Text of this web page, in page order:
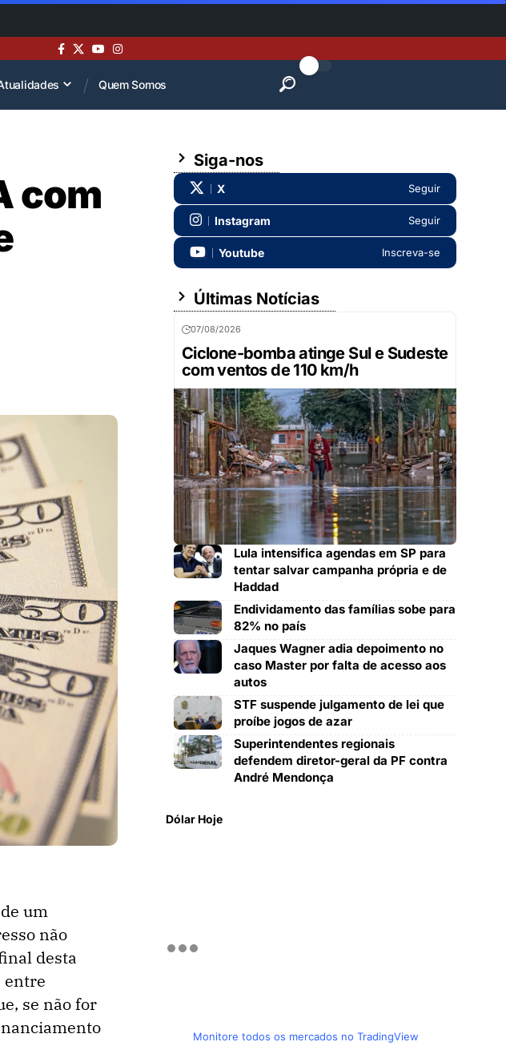
Quem Somos
com
um
não
desta
entre
se não for
Siga-nos
X Seguir
Instagram Seguir
Youtube Inscreva-se
Últimas Notícias
07/08/2026
Ciclone-bomba atinge Sul e Sudeste
com ventos de 110 km/h
Lula intensifica agendas em SP para
tentar salvar campanha própria e de
Haddad
Endividamento das famílias sobe para
82% no país
Jaques Wagner adia depoimento no
caso Master por falta de acesso aos
autos
STF suspende julgamento de lei que
proíbe jogos de azar
Superintendentes regionais
defendem diretor-geral da PF contra
André Mendonça
Dólar Hoje
Monitore todos os mercados no TradingView